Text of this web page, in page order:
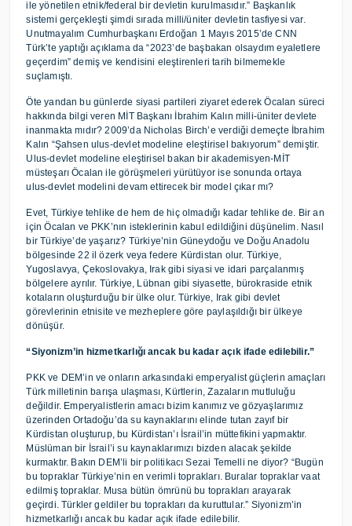
ile yönetilen etnik/federal bir devletin kurulmasıdır.” Başkanlık
sistemi gerçekleşti şimdi sırada milli/üniter devletin tasfiyesi var.
Unutmayalım Cumhurbaşkanı Erdoğan 1 Mayıs 2015’de CNN
Türk’te yaptığı açıklama da “2023’de başbakan olsaydım eyaletlere
geçerdim” demiş ve kendisini eleştirenleri tarih bilmemekle
suçlamıştı.
Öte yandan bu günlerde siyasi partileri ziyaret ederek Öcalan süreci
hakkında bilgi veren MİT Başkanı İbrahim Kalın milli-üniter devlete
inanmakta mıdır? 2009’da Nicholas Birch’e verdiği demeçte İbrahim
Kalın “Şahsen ulus-devlet modeline eleştirisel bakıyorum” demiştir.
Ulus-devlet modeline eleştirisel bakan bir akademisyen-MİT
müsteşarı Öcalan ile görüşmeleri yürütüyor ise sonunda ortaya
ulus-devlet modelini devam ettirecek bir model çıkar mı?
Evet, Türkiye tehlike de hem de hiç olmadığı kadar tehlike de. Bir an
için Öcalan ve PKK’nın isteklerinin kabul edildiğini düşünelim. Nasıl
bir Türkiye’de yaşarız? Türkiye’nin Güneydoğu ve Doğu Anadolu
bölgesinde 22 il özerk veya federe Kürdistan olur. Türkiye,
Yugoslavya, Çekoslovakya, Irak gibi siyasi ve idari parçalanmış
bölgelere ayrılır. Türkiye, Lübnan gibi siyasette, bürokraside etnik
kotaların oluşturduğu bir ülke olur. Türkiye, Irak gibi devlet
görevlerinin etnisite ve mezheplere göre paylaşıldığı bir ülkeye
dönüşür.
“Siyonizm’in hizmetkarlığı ancak bu kadar açık ifade edilebilir.”
PKK ve DEM’in ve onların arkasındaki emperyalist güçlerin amaçları
Türk milletinin barışa ulaşması, Kürtlerin, Zazaların mutluluğu
değildir. Emperyalistlerin amacı bizim kanımız ve gözyaşlarımız
üzerinden Ortadoğu’da su kaynaklarını elinde tutan zayıf bir
Kürdistan oluşturup, bu Kürdistan’ı İsrail’in müttefikini yapmaktır.
Müslüman bir İsrail’i su kaynaklarımızı bizden alacak şekilde
kurmaktır. Bakın DEM’li bir politikacı Sezai Temelli ne diyor? “Bugün
bu topraklar Türkiye’nin en verimli toprakları. Buralar topraklar vaat
edilmiş topraklar. Musa bütün ömrünü bu toprakları arayarak
geçirdi. Türkler geldiler bu toprakları da kuruttular.” Siyonizm’in
hizmetkarlığı ancak bu kadar açık ifade edilebilir.